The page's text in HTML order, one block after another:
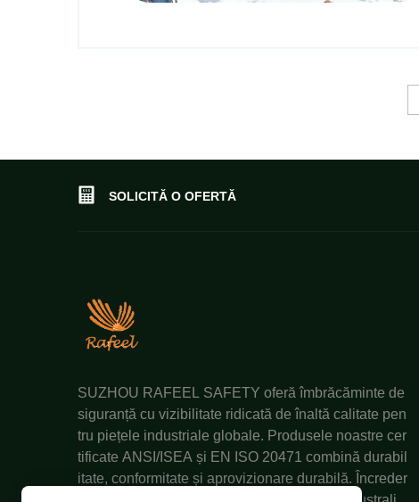
SOLICITĂ O OFERTĂ
SUZHOU RAFEEL SAFETY oferă îmbrăcăminte de
siguranță cu vizibilitate ridicată de înaltă calitate pen
tru piețele industriale globale. Produsele noastre cer
tificate ANSI/ISEA și EN ISO 20471 combină durabil
itate, conformitate și aprovizionare durabilă. Încreder